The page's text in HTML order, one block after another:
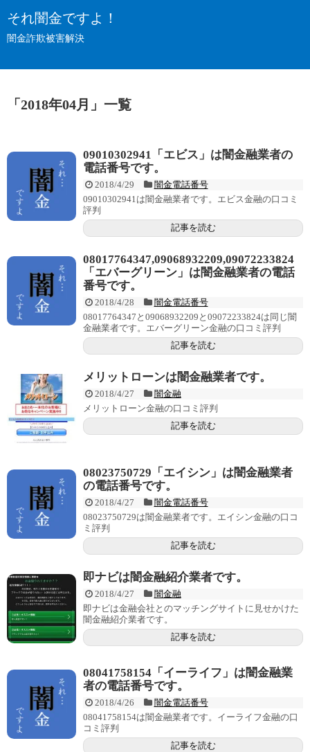
それ闇金ですよ！
闇金詐欺被害解決
「 2018年04月 」 一覧
09010302941「エビス」は闇金融業者の
電話番号です。
2018/4/29
闇金電話番号
09010302941は闇金融業者です。エビス金融の口コミ
評判
記事を読む
08017764347,09068932209,09072233824
「エバーグリーン」は闇金融業者の電話
番号です。
2018/4/28
闇金電話番号
08017764347と09068932209と09072233824は同じ闇
金融業者です。エバーグリーン金融の口コミ評判
記事を読む
メリットローンは闇金融業者です。
2018/4/27
闇金融
メリットローン金融の口コミ評判
記事を読む
08023750729「エイシン」は闇金融業者
の電話番号です。
2018/4/27
闇金電話番号
08023750729は闇金融業者です。エイシン金融の口コ
ミ評判
記事を読む
即ナビは闇金融紹介業者です。
2018/4/27
闇金融
即ナビは金融会社とのマッチングサイトに見せかけた
闇金融紹介業者です。
記事を読む
08041758154「イーライフ」は闇金融業
者の電話番号です。
2018/4/26
闇金電話番号
08041758154は闇金融業者です。イーライフ金融の口
コミ評判
記事を読む